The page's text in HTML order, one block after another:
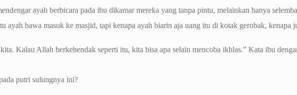
ayah berbicara pada ibu dikamar mereka yang tanpa pintu, melainkan hanya
ayah bawa masuk ke masjid, tapi kenapa ayah biarin aja uang itu di kotak gerobak,
Kalau Allah berkehendak seperti itu, kita bisa apa selain mencoba ikhlas.” Kata ibu
putri sulungnya ini?